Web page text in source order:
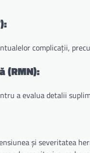
complicații,
(RMN):
a evalua detalii
și severitatea